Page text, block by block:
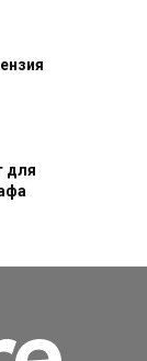
для